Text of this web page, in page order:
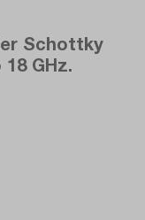
Schottky
GHz.